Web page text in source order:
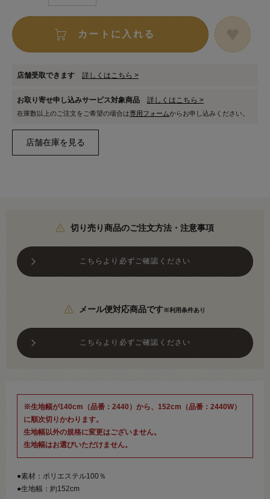
カートに入れる
店舗受取できます 詳しくはこちら >
お取り寄せ申し込みサービス対象商品 詳しくはこちら >
在庫数以上のご注文をご希望の場合は専用フォームからお申し込みください。
切り売り商品のご注文方法・注意事項
こちらより必ずご確認ください
メール便対応商品です※利用条件あり
こちらより必ずご確認ください
※生地幅が140cm（品番：2440）から、152cm（品番：2440W）
に順次切りかわります。
生地幅以外の規格に変更はございません。
生地幅はお選びいただけません。
●素材：ポリエステル100％
●生地幅：約152cm